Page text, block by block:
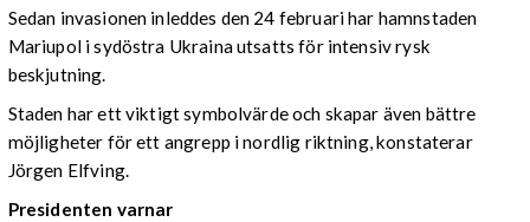
Sedan invasionen inleddes den 24 februari har hamnstaden
Mariupol i sydöstra Ukraina utsatts för intensiv rysk
beskjutning.
Staden har ett viktigt symbolvärde och skapar även bättre
möjligheter för ett angrepp i nordlig riktning, konstaterar
Jörgen Elfving.
Presidenten varnar